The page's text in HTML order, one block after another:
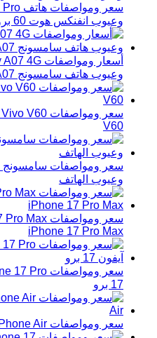
وعيوب انفنكس هوت 60 برو بلس.
وعيوب هاتف سامسونج A07
V60
وعيوب الهاتف
iPhone 17 Pro Max
17 برو
سعر ومواصفات iPhone Air – مميزات وعيوب أيفون 17 Air